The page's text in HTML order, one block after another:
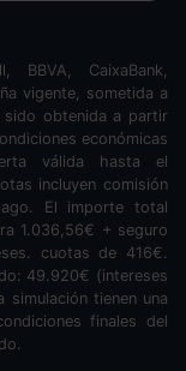
BBVA, CaixaBank,
vigente, sometida a
sido obtenida a partir
económicas
válida hasta el
incluyen comisión
El importe total
1.036,56€ + seguro
cuotas de 416€.
49.920€ (intereses
tienen una
finales del